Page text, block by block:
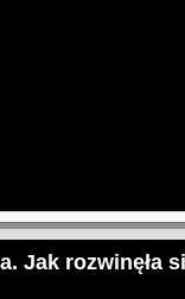
Jak rozwinęła